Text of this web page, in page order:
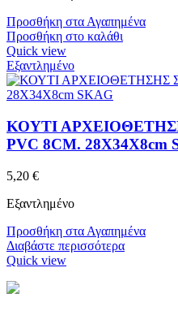
Προσθήκη στα Αγαπημένα
Προσθήκη στο καλάθι
Quick view
Εξαντλημένο
ΚΟΥΤΙ
PVC 8CM. 28Χ34Χ8cm
5,20 €
Εξαντλημένο
Προσθήκη στα Αγαπημένα
Διαβάστε περισσότερα
Quick view